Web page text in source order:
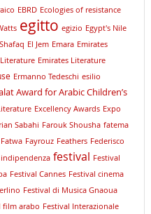
EBRD Ecologies of resistance
egitto egizio Egypt's Nile
El Jem Emara Emirates
Emirates Literature
Ermanno Tedeschi esilio
Award for Arabic Children’s
Excellency Awards Expo
Sabahi Farouk Shousha fatema
Fatwa Fayrouz Feathers Federisco
festival Festival
Festival Cannes Festival cinema
Festival di Musica Gnaoua
film arabo Festival Interazionale